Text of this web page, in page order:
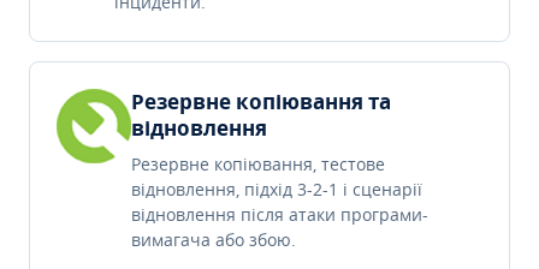
Резервне копіювання та
відновлення
Резервне копіювання, тестове
відновлення, підхід 3-2-1 і сценарії
відновлення після атаки програми-
вимагача або збою.